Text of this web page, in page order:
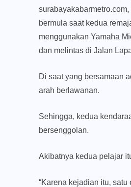
bermula saat kedua
menggunakan Yamaha
dan melintas di Jalan
Di saat yang bersamaan
arah berlawanan.
Sehingga, kedua
bersenggolan.
Akibatnya kedua pelajar
“Karena kejadian itu, satu